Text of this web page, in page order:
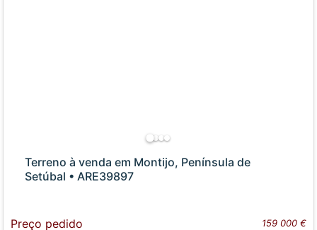
Terreno à venda em Montijo, Península de
Setúbal • ARE39897
Preço pedido 159 000 €